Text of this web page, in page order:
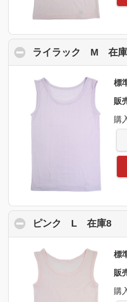
ライラック M 在
標
販
購
ピンク L 在庫8
標
販
購